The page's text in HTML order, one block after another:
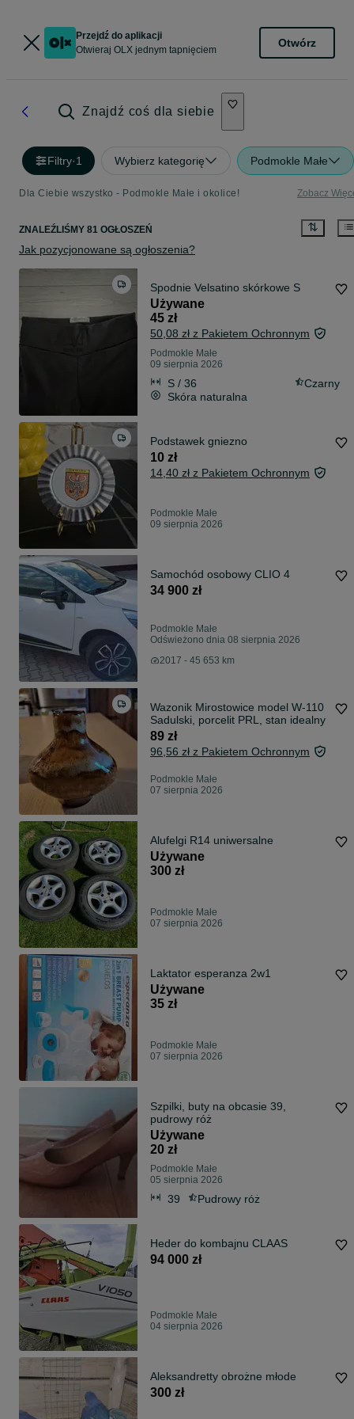
Przejdź do aplikacji
Otwieraj OLX jednym tapnięciem
Otwórz
Znajdź coś dla siebie
Filtry·1 Wybierz kategorię Podmokle Małe
Dla Ciebie wszystko - Podmokle Małe i okolice! Zobacz
ZNALEŹLIŚMY 81 OGŁOSZEŃ
Jak pozycjonowane są ogłoszenia?
Spodnie Velsatino skórkowe S
Używane
45 zł
50,08 zł z Pakietem Ochronnym
Podmokle Małe
09 sierpnia 2026
S / 36
Czarny
Skóra naturalna
Podstawek gniezno
10 zł
14,40 zł z Pakietem Ochronnym
Podmokle Małe
09 sierpnia 2026
Samochód osobowy CLIO 4
34 900 zł
Podmokle Małe
Odświeżono dnia 08 sierpnia 2026
2017 - 45 653 km
Wazonik Mirostowice model W-110
Sadulski, porcelit PRL, stan idealny
89 zł
96,56 zł z Pakietem Ochronnym
Podmokle Małe
07 sierpnia 2026
Alufelgi R14 uniwersalne
Używane
300 zł
Podmokle Małe
07 sierpnia 2026
Laktator esperanza 2w1
Używane
35 zł
Podmokle Małe
07 sierpnia 2026
Szpilki, buty na obcasie 39,
pudrowy róż
Używane
20 zł
Podmokle Małe
05 sierpnia 2026
39 Pudrowy róż
Heder do kombajnu CLAAS
94 000 zł
Podmokle Małe
04 sierpnia 2026
Aleksandretty obrożne młode
300 zł